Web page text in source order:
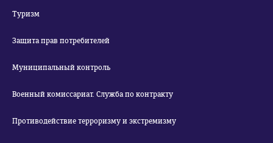
Туризм
Защита прав потребителей
Муниципальный контроль
Военный комиссариат. Служба по контракту
Противодействие терроризму и экстремизму